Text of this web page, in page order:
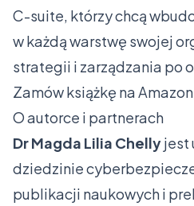
C-suite, którzy chcą
w każdą warstwę swojej
strategii i zarządzania po
Zamów książkę na Amazon
O autorce i partnerach
Dr Magda Lilia Chellyjest
dziedzinie
publikacji naukowych i